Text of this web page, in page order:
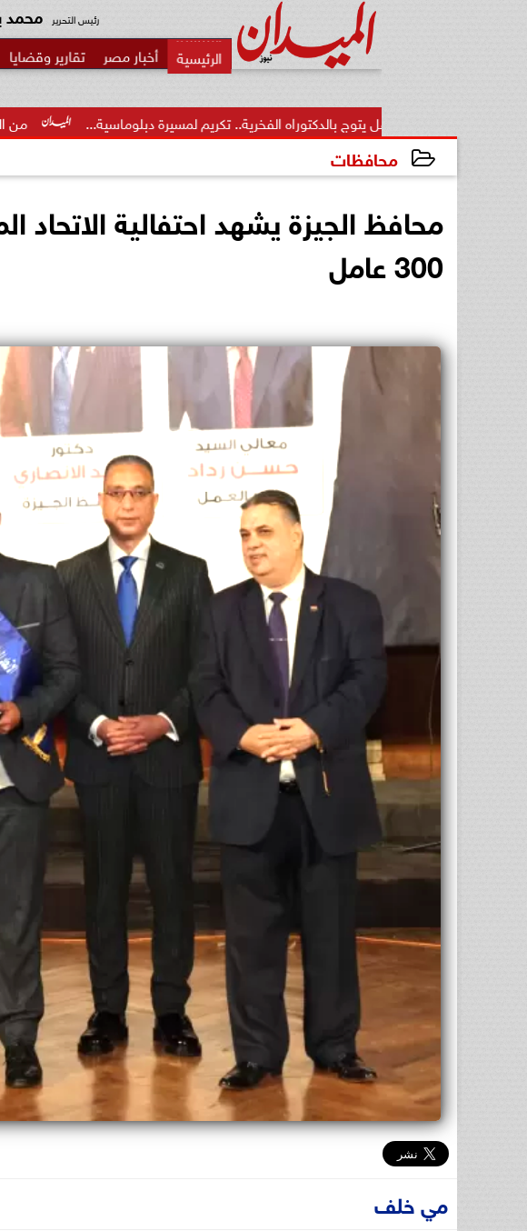
رئيس التحرير
أخبار مصر تقارير وقضايا
من القطاع المصرفي إلى منقل يتوج بالدكتوراه الفخرية.. تكريم لمسيرة دبلوماسية...
محافظات
محافظ الجيزة يشهد احتفالية الاتحاد
300 عامل
مي خلف